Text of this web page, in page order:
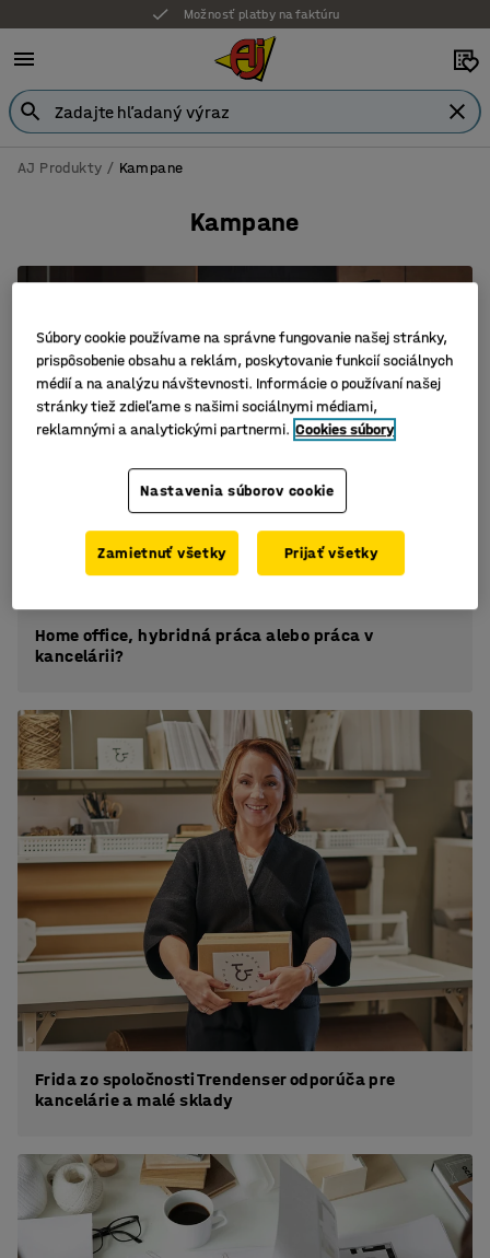
Možnosť platby na faktúru
AJ Produkty Kampane
Kampane
Home office, hybridná práca alebo práca v
kancelárii?
Frida zo spoločnosti Trendenser odporúča pre
kancelárie a malé sklady
Súbory cookie používame na správne fungovanie našej stránky,
prispôsobenie obsahu a reklám, poskytovanie funkcií sociálnych
médií a na analýzu návštevnosti. Informácie o používaní našej
stránky tiež zdieľame s našimi sociálnymi médiami,
reklamnými a analytickými partnermi. Cookies súbory
Nastavenia súborov cookie
Zamietnuť všetky Prijať všetky